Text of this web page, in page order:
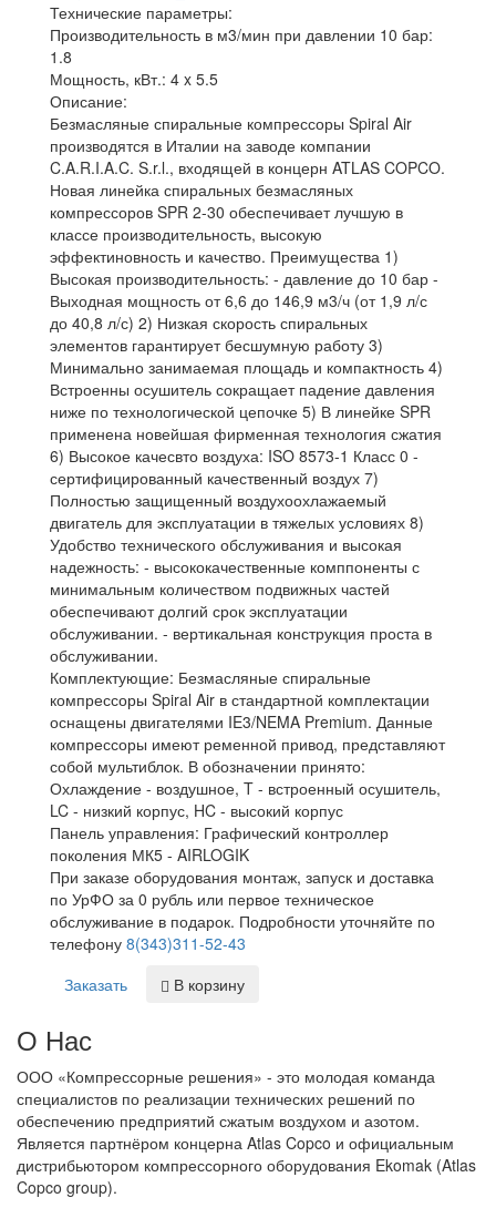
Технические параметры:
Производительность в м3/мин при давлении 10 бар:
1.8
Мощность, кВт.: 4 x 5.5
Описание:
Безмасляные спиральные компрессоры Spiral Air
производятся в Италии на заводе компании
C.A.R.I.A.C. S.r.l., входящей в концерн ATLAS COPCO.
Новая линейка спиральных безмасляных
компрессоров SPR 2-30 обеспечивает лучшую в
классе производительность, высокую
эффектиновность и качество. Преимущества 1)
Высокая производительность: - давление до 10 бар -
Выходная мощность от 6,6 до 146,9 м3/ч (от 1,9 л/с
до 40,8 л/с) 2) Низкая скорость спиральных
элементов гарантирует бесшумную работу 3)
Минимально занимаемая площадь и компактность 4)
Встроенны осушитель сокращает падение давления
ниже по технологической цепочке 5) В линейке SPR
применена новейшая фирменная технология сжатия
6) Высокое качесвто воздуха: ISO 8573-1 Класс 0 -
сертифицированный качественный воздух 7)
Полностью защищенный воздухоохлажаемый
двигатель для эксплуатации в тяжелых условиях 8)
Удобство технического обслуживания и высокая
надежность: - высококачественные комппоненты с
минимальным количеством подвижных частей
обеспечивают долгий срок эксплуатации
обслуживании. - вертикальная конструкция проста в
обслуживании.
Комплектующие: Безмасляные спиральные
компрессоры Spiral Air в стандартной комплектации
оснащены двигателями IE3/NEMA Premium. Данные
компрессоры имеют ременной привод, представляют
собой мультиблок. В обозначении принято:
Охлаждение - воздушное, T - встроенный осушитель,
LC - низкий корпус, HC - высокий корпус
Панель управления: Графический контроллер
поколения МК5 - AIRLOGIK
При заказе оборудования монтаж, запуск и доставка
по УрФО за 0 рубль или первое техническое
обслуживание в подарок. Подробности уточняйте по
телефону 8(343)311-52-43
Заказать
В корзину
О Нас
ООО «Компрессорные решения» - это молодая команда
специалистов по реализации технических решений по
обеспечению предприятий сжатым воздухом и азотом.
Является партнёром концерна Atlas Copco и официальным
дистрибьютором компрессорного оборудования Ekomak (Atlas
Copco group).